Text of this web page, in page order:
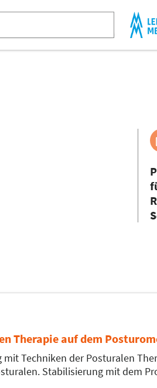
Therapie auf dem
Techniken der Posturalen
Stabilisierung mit dem